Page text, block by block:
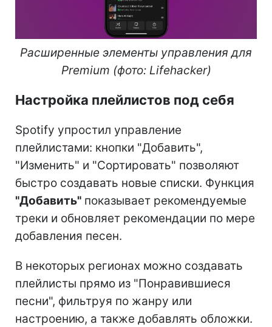
Расширенные элементы управления для
Premium (фото: Lifehacker)
Настройка плейлистов под себя
Spotify упростил управление
плейлистами: кнопки "Добавить",
"Изменить" и "Сортировать" позволяют
быстро создавать новые списки. Функция
"Добавить" показывает рекомендуемые
треки и обновляет рекомендации по мере
добавления песен.
В некоторых регионах можно создавать
плейлисты прямо из "Понравившиеся
песни", фильтруя по жанру или
настроению, а также добавлять обложки.